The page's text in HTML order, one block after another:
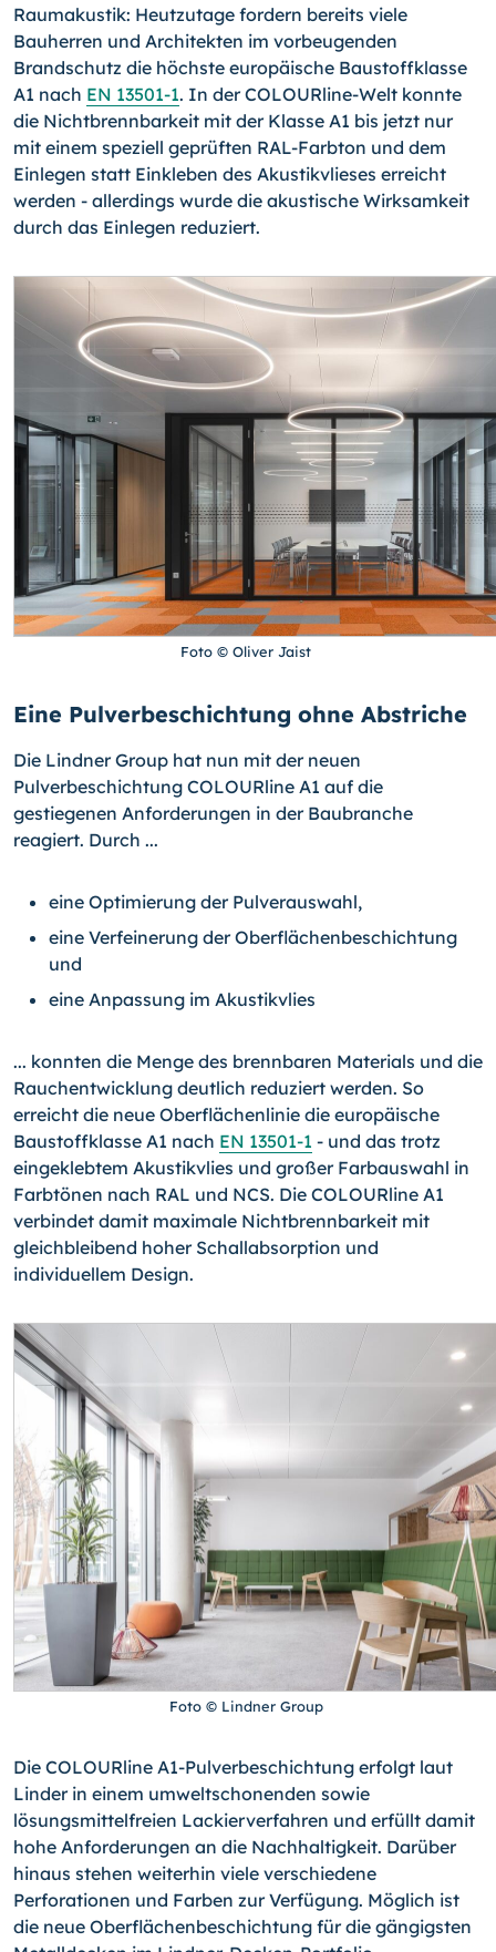
Raumakustik: Heutzutage fordern bereits viele
Bauherren und Architekten im vorbeugenden
Brandschutz die höchste europäische Baustoffklasse
A1 nach EN 13501-1. In der COLOURline-Welt konnte
die Nichtbrennbarkeit mit der Klasse A1 bis jetzt nur
mit einem speziell geprüften RAL-Farbton und dem
Einlegen statt Einkleben des Akustikvlieses erreicht
werden - allerdings wurde die akustische Wirksamkeit
durch das Einlegen reduziert.
Foto © Oliver Jaist
Eine Pulverbeschichtung ohne Abstriche
Die Lindner Group hat nun mit der neuen
Pulverbeschichtung COLOURline A1 auf die
gestiegenen Anforderungen in der Baubranche
reagiert. Durch ...
eine Optimierung der Pulverauswahl,
eine Verfeinerung der Oberflächenbeschichtung
und
eine Anpassung im Akustikvlies
... konnten die Menge des brennbaren Materials und die
Rauchentwicklung deutlich reduziert werden. So
erreicht die neue Oberflächenlinie die europäische
Baustoffklasse A1 nach EN 13501-1 - und das trotz
eingeklebtem Akustikvlies und großer Farbauswahl in
Farbtönen nach RAL und NCS. Die COLOURline A1
verbindet damit maximale Nichtbrennbarkeit mit
gleichbleibend hoher Schallabsorption und
individuellem Design.
Foto © Lindner Group
Die COLOURline A1-Pulverbeschichtung erfolgt laut
Linder in einem umweltschonenden sowie
lösungsmittelfreien Lackierverfahren und erfüllt damit
hohe Anforderungen an die Nachhaltigkeit. Darüber
hinaus stehen weiterhin viele verschiedene
Perforationen und Farben zur Verfügung. Möglich ist
die neue Oberflächenbeschichtung für die gängigsten